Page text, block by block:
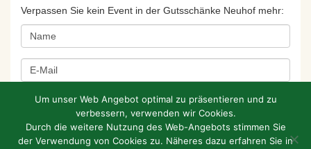
Verpassen Sie kein Event in der Gutsschänke Neuhof mehr:
Um unser Web Angebot optimal zu präsentieren und zu
verbessern, verwenden wir Cookies.
Durch die weitere Nutzung des Web-Angebots stimmen Sie
der Verwendung von Cookies zu. Näheres dazu erfahren Sie in